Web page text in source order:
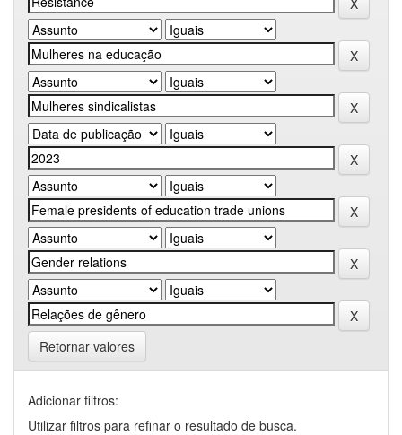
Retornar valores
Adicionar filtros:
Utilizar filtros para refinar o resultado de busca.